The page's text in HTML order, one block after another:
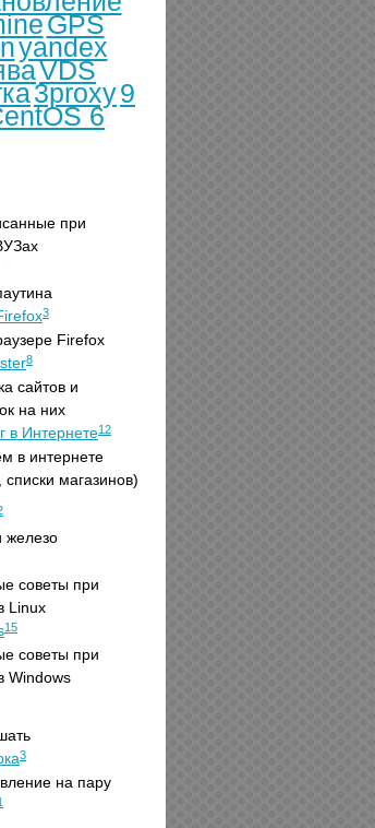
GPS
yandex
VDS
3proxy9
6
при
3
Firefox
8
сайтов и
на них
в Интернете12
в интернете
списки магазинов)
железо
советы при
Linux
15
советы при
Windows
3
на пару